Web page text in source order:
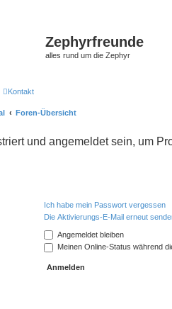
Zephyrfreunde
alles rund um die Zephyr
Kontakt
Foren-Übersicht
und angemeldet sein, um
Ich habe mein Passwort vergessen
Die Aktivierungs-E-Mail erneut
Angemeldet bleiben
Meinen Online-Status während